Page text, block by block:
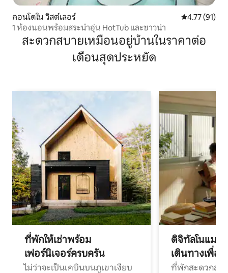
คอนโดใน วิสต์เลอร์ คะแนนเฉลี่ย
4.77 (91)
1 ห้องนอนพร้อมสระน้ำอุ่น HotTub และซาวน่า
สะดวกสบายเหมือนอยู่บ้านในราคาต่อ
เดือนสุดประหยัด
ที่พักให้เช่าพร้อม
เฟอร์นิเจอร์ครบครัน
ไม่ว่าจะเป็นเคบินบนภูเขาเงียบ
ดิจิทัลโนแมด
เดินทางเพื่อ
ที่พักสะดวกสบ